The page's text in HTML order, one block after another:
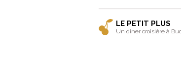
LE PETIT PLUS
Un diner croisière à